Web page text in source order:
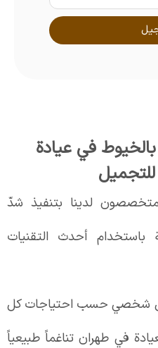
في عيادة
لدينا بتنفيذ شدّ
باستخدام أحدث التقنيات
شخصي حسب احتياجات كل
في طهران تناغماً طبيعياً